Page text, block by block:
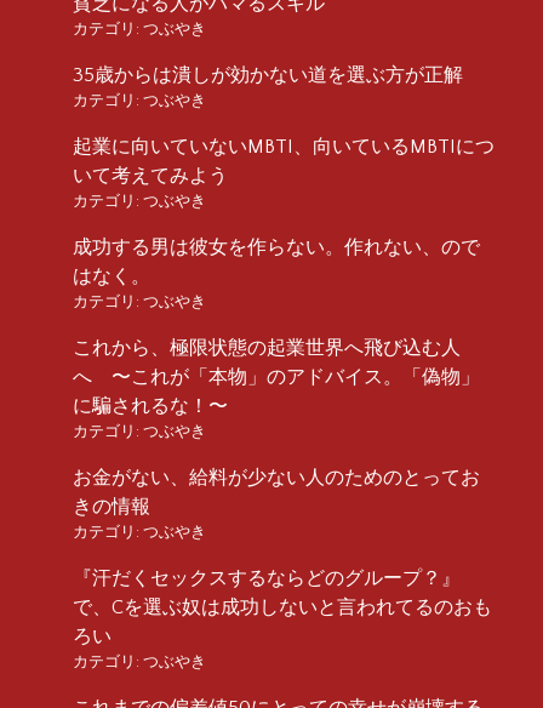
カテゴリ: つぶやき
35歳からは潰しが効かない道を選ぶ方が正解
カテゴリ: つぶやき
起業に向いていないMBTI、向いているMBTIにつ
いて考えてみよう
カテゴリ: つぶやき
成功する男は彼女を作らない。作れない、ので
はなく。
カテゴリ: つぶやき
これから、極限状態の起業世界へ飛び込む人
へ 〜これが「本物」のアドバイス。「偽物」
に騙されるな！〜
カテゴリ: つぶやき
お金がない、給料が少ない人のためのとってお
きの情報
カテゴリ: つぶやき
『汗だくセックスするならどのグループ？』
で、Cを選ぶ奴は成功しないと言われてるのおも
ろい
カテゴリ: つぶやき